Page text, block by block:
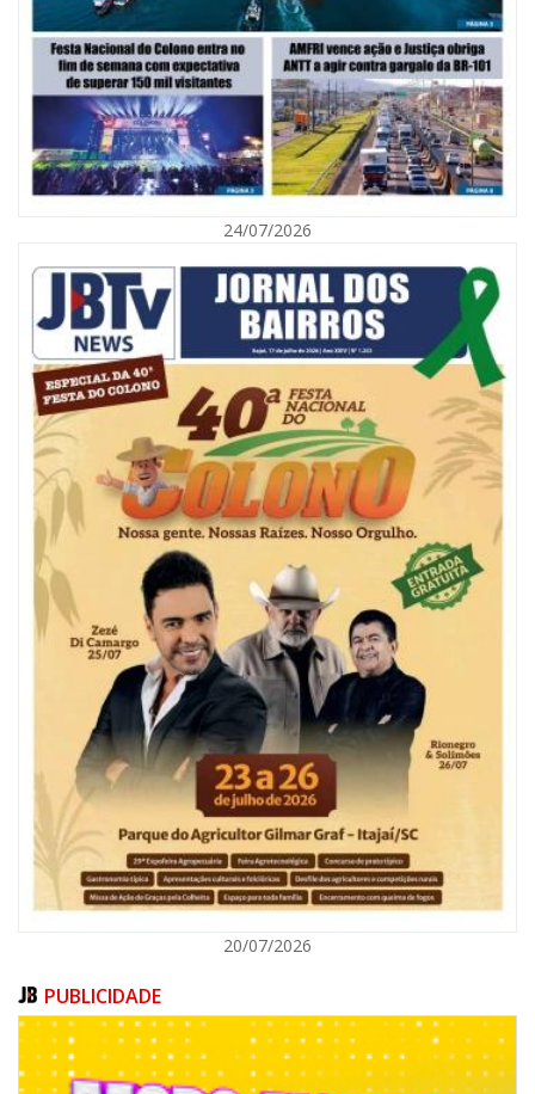
08/08/2026 | 07:00
Saúde de BC abre inscrições para Oficina Regional de Qualidade em
Vigilância Sanitária
PENHA
08/08/2026 | 07:00
Reservatórios de Penha são higienizados com ajuda de mergulhadores e
sem interrupção no abastecimento
ITAJAÍ
24/07/2026
20/07/2026
PUBLICIDADE